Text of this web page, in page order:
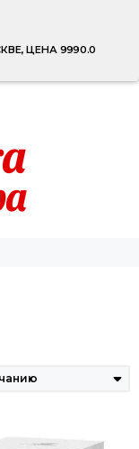
ЦЕНА 9990.0